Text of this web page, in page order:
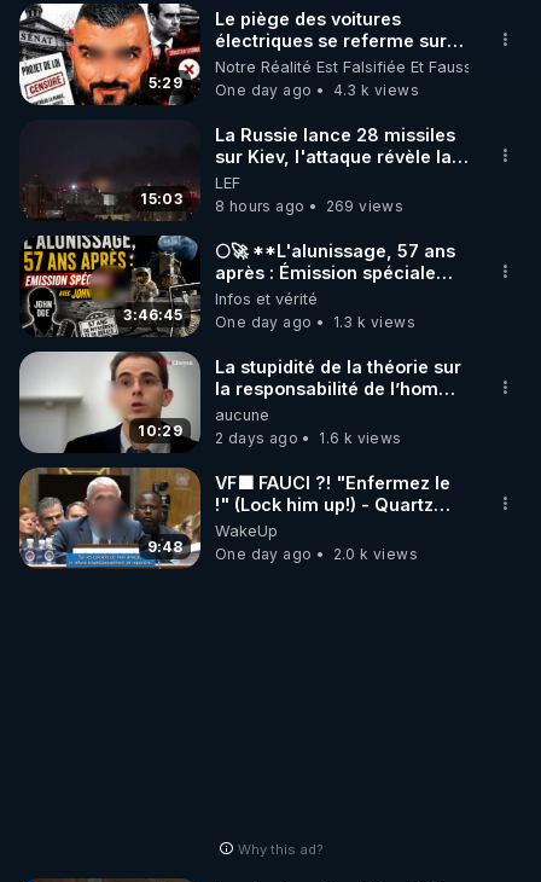
▶ 30 jours gratuit sur l’application de méditation et
de bien-être ENVOL :
Rendez-vous sur https://www.envol.app/code
le code : REGENERE
5:29
Le piège des voitures
électriques se referme sur
les usagers !
Notre Réalité Est Falsifiée Et Fausse
One day ago
4.3 k views
15:03
La Russie lance 28 missiles
sur Kiev, l'attaque révèle la
faiblesse de Kiev
LEF
8 hours ago
269 views
3:46:45
🌕🚀 **L'alunissage, 57 ans
après : Émission spéciale
avec John Doe !** 👨 🚀✨
Infos et vérité
One day ago
1.3 k views
10:29
La stupidité de la théorie sur
la responsabilité de l’homme
concernant le dioxyde de
carbone.
aucune
2 days ago
1.6 k views
9:48
VF🟩 FAUCI ?! "Enfermez le
!" (Lock him up!) - Quartz
Traduction
WakeUp
One day ago
2.0 k views
Why this ad?